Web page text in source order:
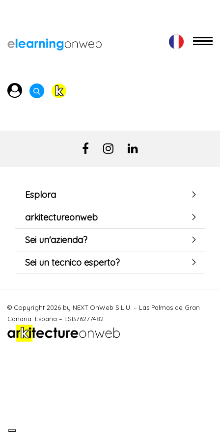
Esplora
arkitectureonweb
Sei un'azienda?
Sei un tecnico esperto?
© Copyright 2026 by NEXT OnWeb S.L.U. – Las Palmas de Gran
Canaria. España – ESB76277482